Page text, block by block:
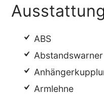
Ausstattung
ABS
Abstandswarner
Armlehne